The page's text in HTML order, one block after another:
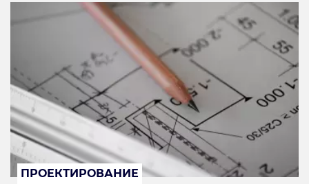
ПРОЕКТИРОВАНИЕ